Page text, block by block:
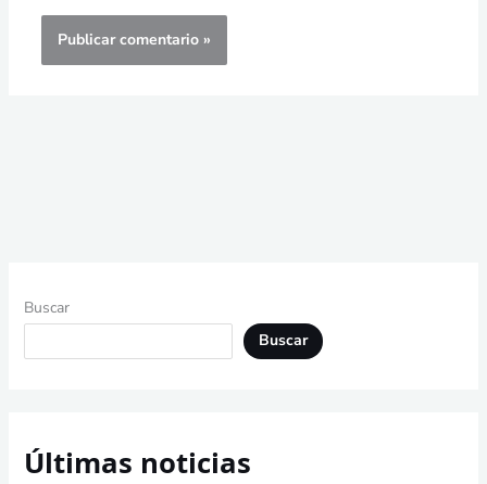
Buscar
Buscar
Últimas noticias